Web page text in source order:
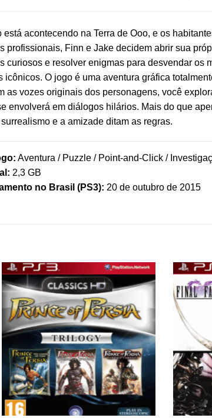
está acontecendo na Terra de Ooo, e os
profissionais, Finn e Jake decidem abrir sua
curiosos e resolver enigmas para desvendar os
icônicos. O jogo é uma aventura gráfica
as vozes originais dos personagens, você
envolverá em diálogos hilários. Mais do que
e a amizade ditam as regras.
Aventura / Puzzle / Point-and-Click /
2,3 GB
no Brasil (PS3): 20 de outubro de 2015